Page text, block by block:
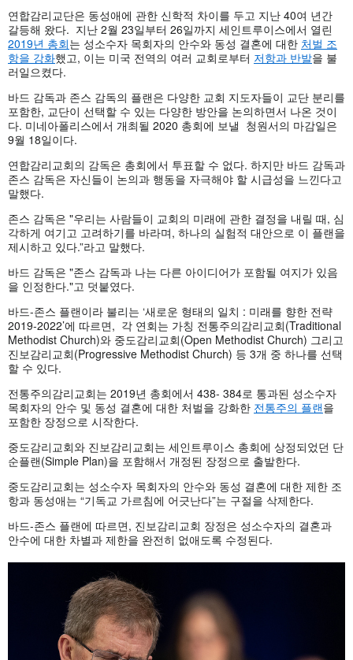
연합감리교단은 동성애에 관한 신학적 차이를 두고 지난 40여 년간
갈등해 왔다. 지난 2월 23일부터 26일까지 세인트루이스에서 열린
2019년 총회는 성소수자 목회자의 안수와 동성 결혼에 대한 처벌 조
항을 강화했고, 이는 미국 전역의 여러 교회로부터 저항과 반발을 불
러일으켰다.
바드 감독과 존스 감독의 플랜은 다양한 교회 지도자들이 교단 분리를
포함한, 교단이 선택할 수 있는 다양한 방안을 논의하면서 나온 것이
다. 미네아폴리스에서 개최될 2020 총회에 보낼 청원서의 마감일은
9월 18일이다.
연합감리교회의 감독은 총회에서 투표할 수 없다. 하지만 바드 감독과
존스 감독은 자신들이 논의과 행동을 자극해야 할 시급성을 느낀다고
말했다.
존스 감독은 "우리는 사람들이 교회의 미래에 관한 결정을 내릴 때, 심
각하게 여기고 고려하기를 바라며, 하나의 실험적 대안으로 이 플랜을
제시하고 있다.”라고 말했다.
바드 감독은 "존스 감독과 나는 다른 아이디어가 포함될 여지가 있음
을 인정한다."고 덧붙였다.
바드-존스 플랜이라 불리는 ‘새로운 형태의 일치 : 미래를 향한 전략
2019-2022’에 따르면, 각 연회는 가칭 전통주의감리교회(Traditional
Methodist Church)와 중도감리교회(Open Methodist Church) 그리고
진보감리교회(Progressive Methodist Church) 등 3개 중 하나를 선택
할 수 있다.
전통주의감리교회는 2019년 총회에서 438- 384로 통과된 성소수자
목회자의 안수 및 동성 결혼에 대한 처벌을 강화한 전통주의 플랜을
포함한 장정으로 시작한다.
중도감리교회와 진보감리교회는 세인트루이스 총회에 상정되었던 단
순플랜(Simple Plan)을 포함해서 개정된 장정으로 출발한다.
중도감리교회는 성소수자 목회자의 안수와 동성 결혼에 대한 제한 조
항과 동성애는 “기독교 가르침에 어긋난다”는 구절을 삭제한다.
바드-존스 플랜에 따르면, 진보감리교회 장정은 성소수자의 결혼과
안수에 대한 차별과 제한을 완전히 없애도록 수정된다.